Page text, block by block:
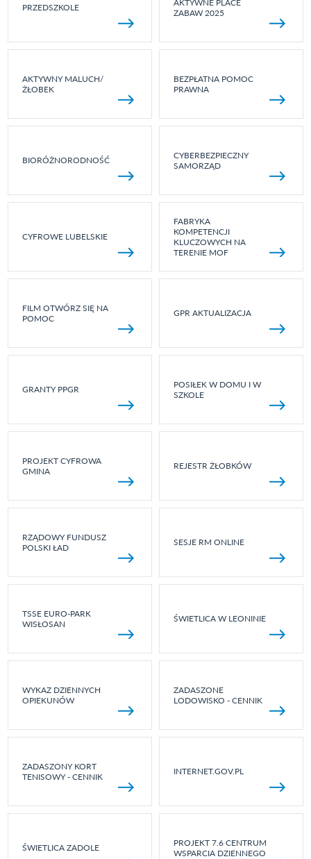
PRZEDSZKOLE
AKTYWNE PLACE
ZABAW 2025
AKTYWNY MALUCH/
ŻŁOBEK
BEZPŁATNA POMOC
PRAWNA
BIORÓŻNORODNOŚĆ
CYBERBEZPIECZNY
SAMORZĄD
CYFROWE LUBELSKIE
FABRYKA
KOMPETENCJI
KLUCZOWYCH NA
TERENIE MOF
FILM OTWÓRZ SIĘ NA
POMOC
GPR AKTUALIZACJA
GRANTY PPGR
POSIŁEK W DOMU I W
SZKOLE
PROJEKT CYFROWA
GMINA
REJESTR ŻŁOBKÓW
RZĄDOWY FUNDUSZ
POLSKI ŁAD
SESJE RM ONLINE
TSSE EURO-PARK
WISŁOSAN
ŚWIETLICA W LEONINIE
WYKAZ DZIENNYCH
OPIEKUNÓW
ZADASZONE
LODOWISKO - CENNIK
ZADASZONY KORT
TENISOWY - CENNIK
INTERNET.GOV.PL
ŚWIETLICA ZADOLE
PROJEKT 7.6 CENTRUM
WSPARCIA DZIENNEGO